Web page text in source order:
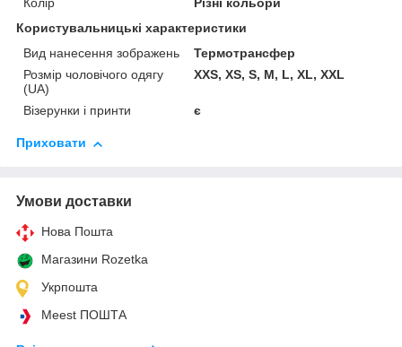
Колір
Різні кольори
Користувальницькі характеристики
Вид нанесення зображень
Термотрансфер
Розмір чоловічого одягу
(UA)
XXS, XS, S, M, L, XL, XXL
Візерунки і принти є
Приховати
Умови доставки
Нова Пошта
Магазини Rozetka
Укрпошта
Meest ПОШТА